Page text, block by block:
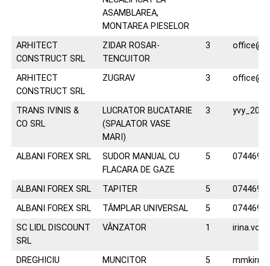
ASAMBLAREA,
MONTAREA PIESELOR
ARHITECT
CONSTRUCT SRL
ZIDAR ROSAR-
TENCUITOR
3
ARHITECT
CONSTRUCT SRL
ZUGRAV 3
TRANS IVINIS &
CO SRL
LUCRATOR BUCATARIE
(SPALATOR VASE
MARI)
3
ALBANI FOREX SRL
SUDOR MANUAL CU
FLACARA DE GAZE
5
ALBANI FOREX SRL TAPITER 5
ALBANI FOREX SRL
TÂMPLAR UNIVERSAL 5
SC LIDL DISCOUNT
SRL
VÂNZATOR 1
DREGHICIU
MUNCITOR
5